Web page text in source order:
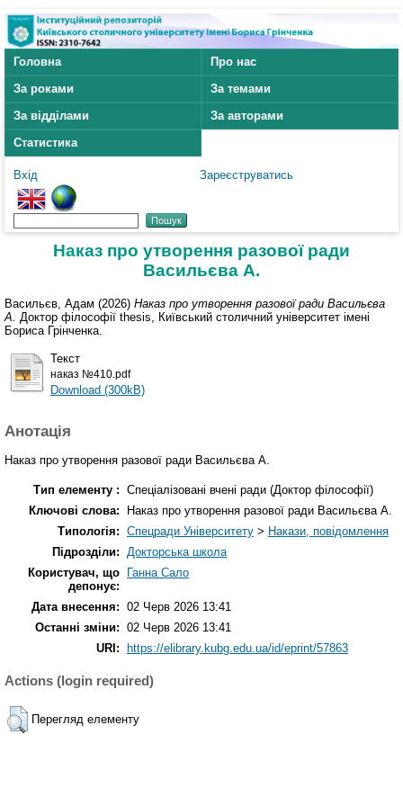
Головна
Про нас
За роками
За темами
За відділами
За авторами
Статистика
Вхід Зареєструватись
Наказ про утворення разової ради
Васильєва А.
Васильєв, Адам (2026) Наказ про утворення разової ради Васильєва
А.
Доктор філософії thesis, Київський столичний університет імені
Бориса Грінченка.
Текст
наказ №410.pdf
Download (300kB)
Анотація
Наказ про утворення разової ради Васильєва А.
Тип елементу : Спеціалізовані вчені ради (Доктор філософії)
Ключові слова:
Наказ про утворення разової ради Васильєва А.
Типологія: Спецради Університету > Накази, повідомлення
Підрозділи: Докторська школа
Користувач, що
депонує:
Ганна Сало
Дата внесення: 02 Черв 2026 13:41
Останні зміни: 02 Черв 2026 13:41
URI:
https://elibrary.kubg.edu.ua/id/eprint/57863
Actions (login required)
Перегляд елементу